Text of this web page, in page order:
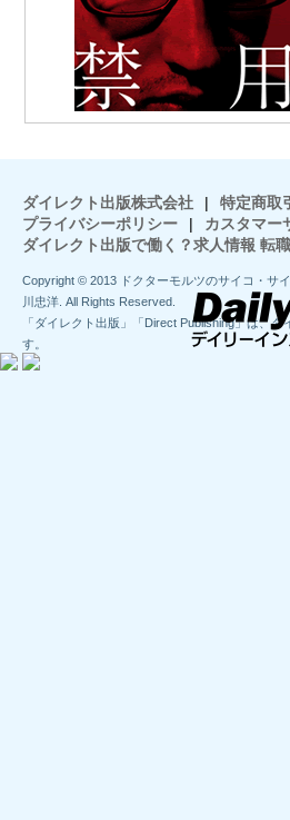
ダイレクト出版株式会社 | 特定商取
プライバシーポリシー
| カスタマー
ダイレクト出版で働く？求人情報 転
Copyright © 2013 ドクターモルツのサイコ・サ
川忠洋. All Rights Reserved.
「ダイレクト出版」「Direct Publishing」は、
す。